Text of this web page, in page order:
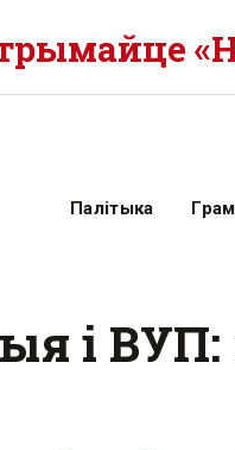
Палітыка
і